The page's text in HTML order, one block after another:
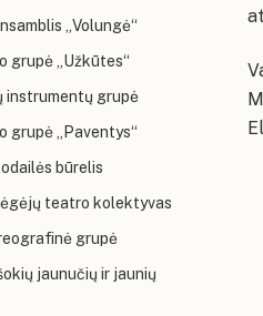
„Volungė“
grupė „Užkūtes“
instrumentų grupė
grupė „Paventys“
būrelis
teatro kolektyvas
grupė
jaunučių ir jaunių